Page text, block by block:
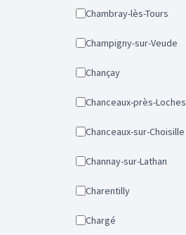
Chambray-lès-Tours
Champigny-sur-Veude
Chançay
Chanceaux-près-Loches
Chanceaux-sur-Choisille
Channay-sur-Lathan
Charentilly
Chargé